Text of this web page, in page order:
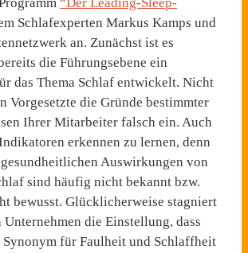
“Der Leading-Sleep-
Schlafexperten Markus Kamps und
an. Zunächst ist es
die Führungsebene ein
das Thema Schlaf entwickelt. Nicht
Vorgesetzte die Gründe bestimmter
Ihrer Mitarbeiter falsch ein. Auch
erkennen zu lernen, denn
Auswirkungen von
sind häufig nicht bekannt bzw.
bewusst. Glücklicherweise stagniert
die Einstellung, dass
Synonym für Faulheit und Schlaffheit